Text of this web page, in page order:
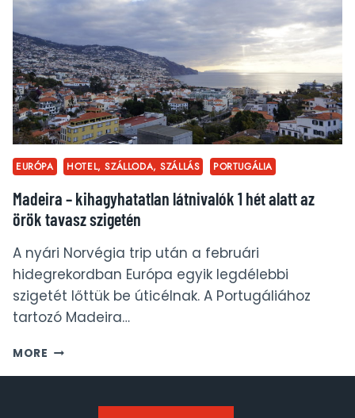
EURÓPA HOTEL, SZÁLLODA, SZÁLLÁS PORTUGÁLIA
Madeira – kihagyhatatlan látnivalók 1 hét alatt az
örök tavasz szigetén
A nyári Norvégia trip után a februári
hidegrekordban Európa egyik legdélebbi
szigetét lőttük be úticélnak. A Portugáliához
tartozó Madeira…
MORE MADEIRA